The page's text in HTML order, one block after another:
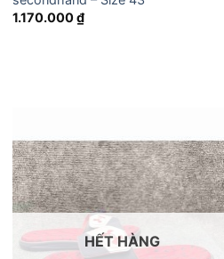
1.170.000₫
HẾT HÀNG